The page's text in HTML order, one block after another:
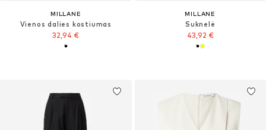
MILLANE
Vienos dalies kostiumas
32,94 €
MILLANE
Suknelė
43,92 €